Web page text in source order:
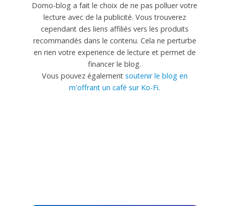
Domo-blog a fait le choix de ne pas polluer votre
lecture avec de la publicité. Vous trouverez
cependant des liens affiliés vers les produits
recommandés dans le contenu. Cela ne perturbe
en rien votre experience de lecture et permet de
financer le blog.
Vous pouvez également soutenir le blog en
m'offrant un café sur Ko-Fi.